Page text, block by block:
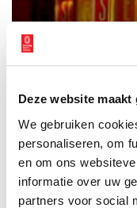
Deze website
We gebruiken
personaliseren, om
en om ons
informatie over uw
partners voor social
Boven het
240 jaar de dienst uit
gedistilleerd. Esther
familiebedrijf aan de
van hun jenever,
eeuwenlange succes